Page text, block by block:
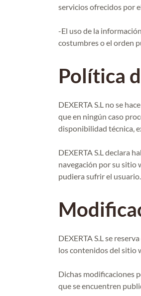
servicios ofrecidos por
-El uso de la
costumbres o el orden
Política
DEXERTA S.L no se
que en ningún caso
disponibilidad técnica,
DEXERTA S.L declara
navegación por su sitio
pudiera sufrir el usuario.
DEXERTA S.L se
los contenidos del sitio
Dichas modificaciones
que se encuentren